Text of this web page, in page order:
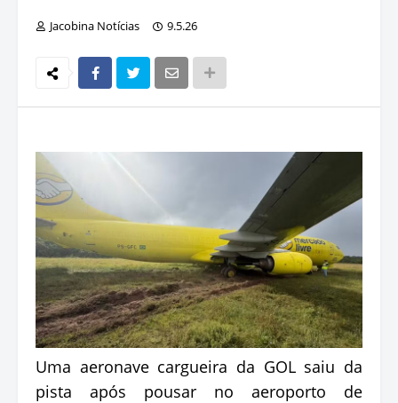
Jacobina Notícias 9.5.26
Uma aeronave cargueira da GOL saiu da
pista após pousar no aeroporto de